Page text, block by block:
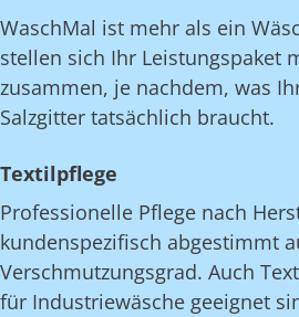
WaschMal ist mehr als ein
stellen sich Ihr Leistungspaket
zusammen, je nachdem, was
Salzgitter tatsächlich braucht.
Textilpflege
Professionelle Pflege nach
kundenspezifisch abgestimmt
Verschmutzungsgrad. Auch
für Industriewäsche geeignet